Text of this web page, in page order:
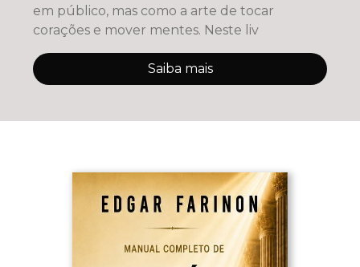
em público, mas como a arte de tocar
corações e mover mentes. Neste liv
Saiba mais